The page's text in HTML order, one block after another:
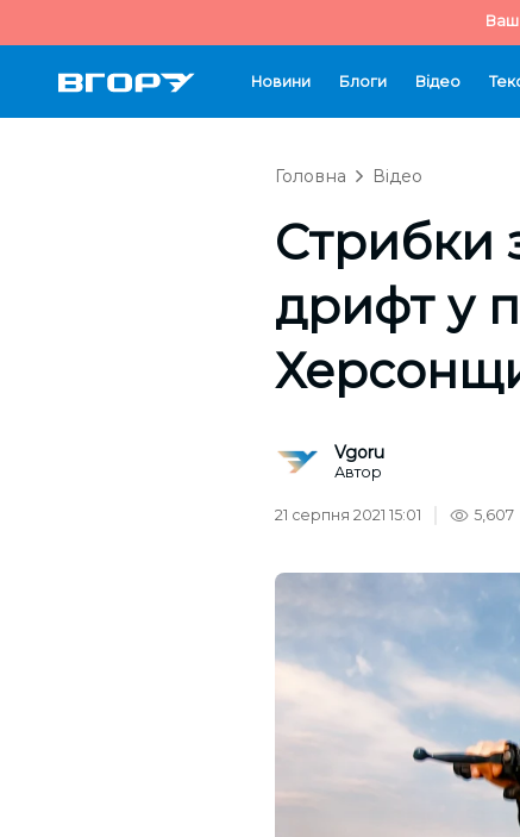
Ваш
Новини Блоги Відео
Головна Відео
Стрибки
дрифт у
Vgoru
Автор
21 серпня 2021 15:01 5,607